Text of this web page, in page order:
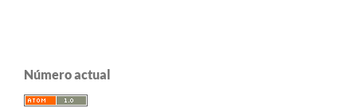
Número actual